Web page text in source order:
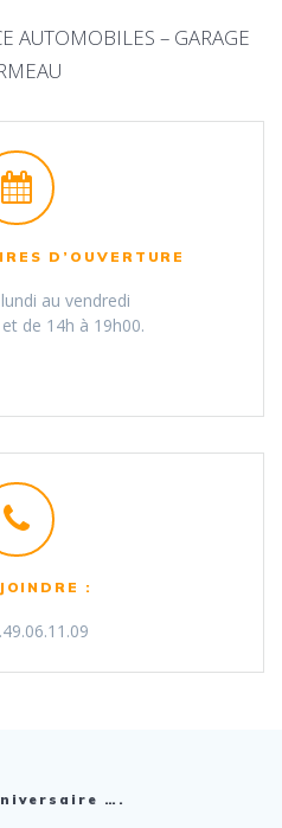
AUTOMOBILES – GARAGE
D’OUVERTURE
au vendredi
de 14h à 19h00.
:
….